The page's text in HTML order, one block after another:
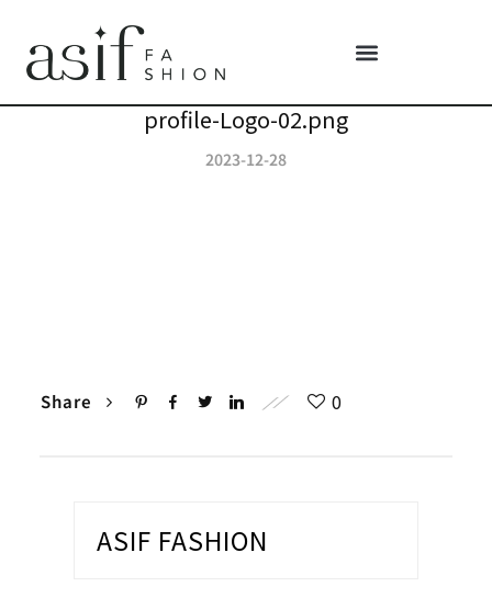
profile-Logo-02.png
2023-12-28
Share 0
ASIF FASHION